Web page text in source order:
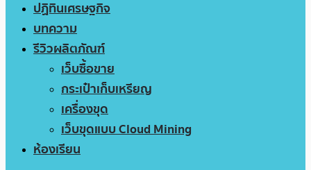
ปฏิทินเศรษฐกิจ
บทความ
รีวิวผลิตภัณฑ์
เว็บซื้อขาย
กระเป๋าเก็บเหรียญ
เครื่องขุด
เว็บขุดแบบ Cloud Mining
ห้องเรียน